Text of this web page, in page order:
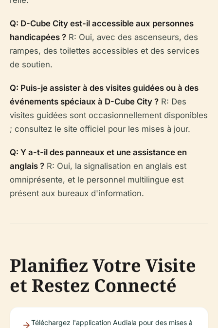
Q: D-Cube City est-il accessible aux personnes
handicapées ? R: Oui, avec des ascenseurs, des
rampes, des toilettes accessibles et des services
de soutien.
Q: Puis-je assister à des visites guidées ou à des
événements spéciaux à D-Cube City ? R: Des
visites guidées sont occasionnellement disponibles
; consultez le site officiel pour les mises à jour.
Q: Y a-t-il des panneaux et une assistance en
anglais ? R: Oui, la signalisation en anglais est
omniprésente, et le personnel multilingue est
présent aux bureaux d'information.
Planifiez Votre Visite
et Restez Connecté
Téléchargez l'application Audiala pour des mises à